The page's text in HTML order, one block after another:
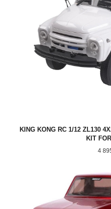
KING KONG RC 1/12 ZL130
KIT
Pris
4